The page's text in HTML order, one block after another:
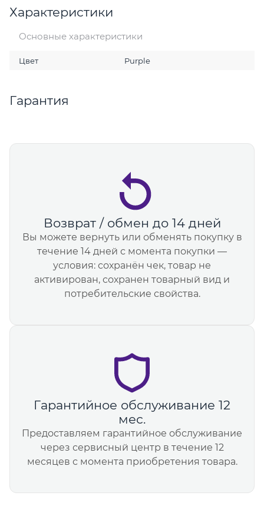
Характеристики
Основные характеристики
Цвет Purple
Гарантия
Возврат / обмен до 14 дней
Вы можете вернуть или обменять покупку в
течение 14 дней с момента покупки —
условия: сохранён чек, товар не
активирован, сохранен товарный вид и
потребительские свойства.
Гарантийное обслуживание 12
мес.
Предоставляем гарантийное обслуживание
через сервисный центр в течение 12
месяцев с момента приобретения товара.